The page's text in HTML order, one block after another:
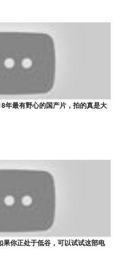
年最有野心的国产片，拍的真是大
果你正处于低谷，可以试试这部电